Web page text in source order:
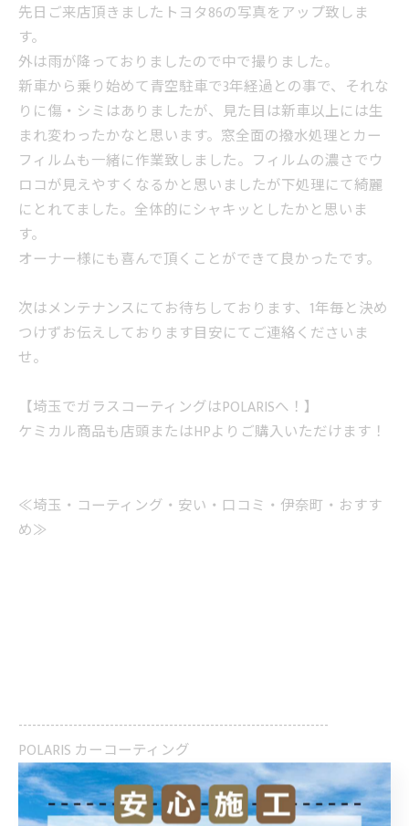
先日ご来店頂きましたトヨタ86の写真をアップ致しま
す。
外は雨が降っておりましたので中で撮りました。
新車から乗り始めて青空駐車で3年経過との事で、それな
りに傷・シミはありましたが、見た目は新車以上には生
まれ変わったかなと思います。窓全面の撥水処理とカー
フィルムも一緒に作業致しました。フィルムの濃さでウ
ロコが見えやすくなるかと思いましたが下処理にて綺麗
にとれてました。全体的にシャキッとしたかと思いま
す。
オーナー様にも喜んで頂くことができて良かったです。
次はメンテナンスにてお待ちしております、1年毎と決め
つけずお伝えしております目安にてご連絡くださいま
せ。
【埼玉でガラスコーティングはPOLARISへ！】
ケミカル商品も店頭またはHPよりご購入いただけます！
≪埼玉・コーティング・安い・口コミ・伊奈町・おすす
め≫
--------------------------------------------------------------------
POLARIS カーコーティング
住所 :埼玉県加須市騎西30−９
電話番号 :0480-53-6092